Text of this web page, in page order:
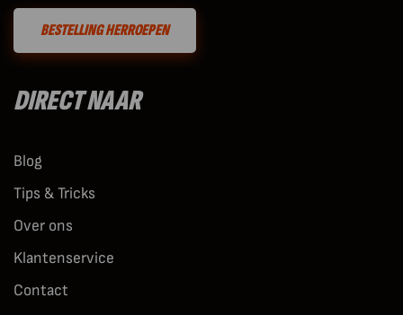
BESTELLING HERROEPEN
DIRECT NAAR
Blog
Tips & Tricks
Over ons
Klantenservice
Contact